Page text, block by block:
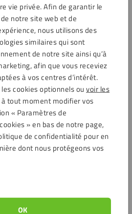
vie privée. Afin de garantir le
notre site web et de
nous utilisons des
similaires qui sont
de notre site ainsi qu’à
afin que vous receviez
à vos centres d’intérêt.
les cookies optionnels ou voir les
à tout moment modifier vos
« Paramètres de
» en bas de notre page,
de confidentialité pour en
dont nous protégeons vos
OK